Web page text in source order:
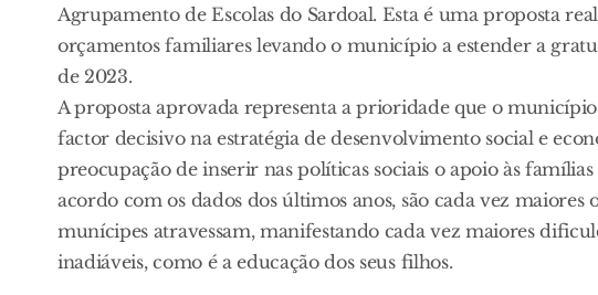
Agrupamento de Escolas do Sardoal. Esta é uma proposta
orçamentos familiares levando o município a estender a
de 2023.
A proposta aprovada representa a prioridade que o
factor decisivo na estratégia de desenvolvimento social e
preocupação de inserir nas políticas sociais o apoio às
acordo com os dados dos últimos anos, são cada vez maiores
munícipes atravessam, manifestando cada vez maiores
inadiáveis, como é a educação dos seus filhos.